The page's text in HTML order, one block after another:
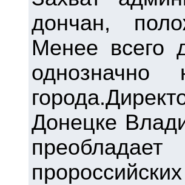
дончан,
Менее всего
Донецке